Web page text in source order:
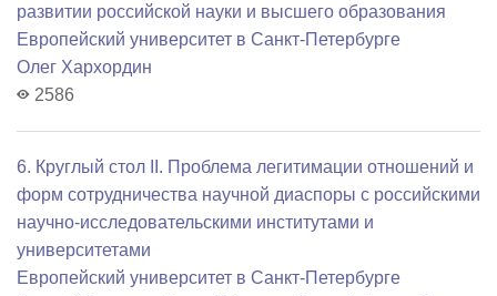
развитии российской науки и высшего образования
Европейский университет в Санкт-Петербурге
Олег Хархордин
2586
6. Круглый стол II. Проблема легитимации отношений и
форм сотрудничества научной диаспоры с российскими
научно-исследовательскими институтами и
университетами
Европейский университет в Санкт-Петербурге